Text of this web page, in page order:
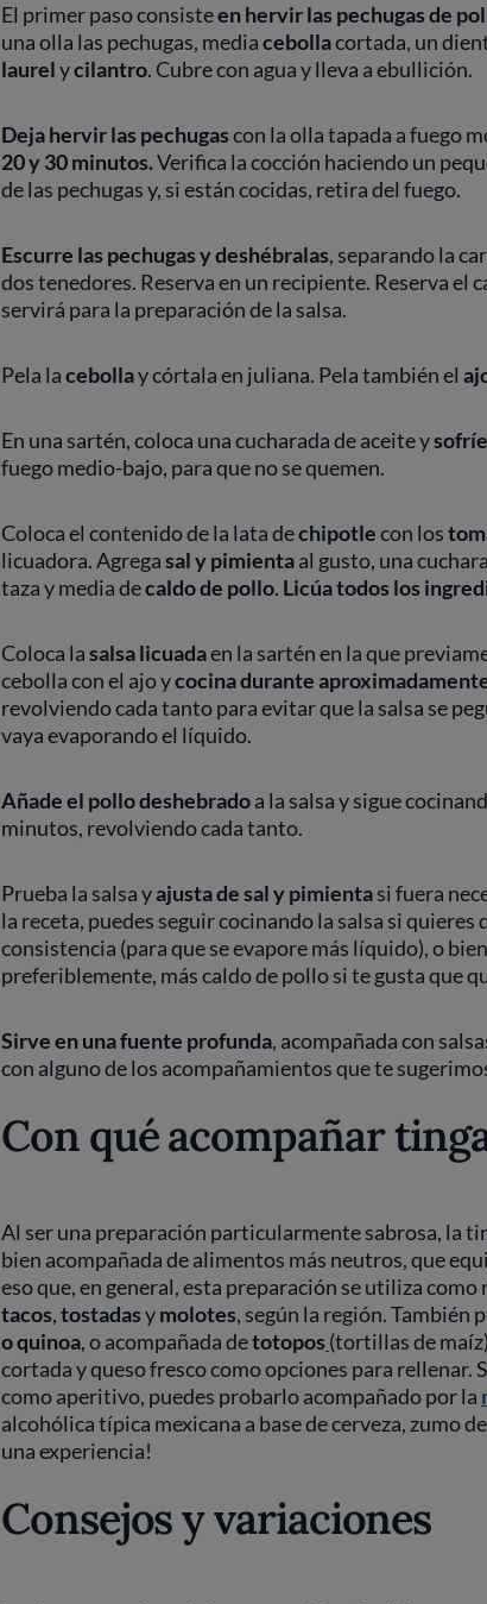
El primer paso consisteen hervir las pechugas de
una olla las pechugas, mediacebollacortada, un
laurelycilantro. Cubre con agua y lleva a ebullición.
Deja hervir las pechugascon la olla tapada a fuego
20 y 30 minutos.Verifica la cocción haciendo un
de las pechugas y, si están cocidas, retira del fuego.
Escurre las pechugas y deshébralas, separando la
dos tenedores. Reserva en un recipiente. Reserva el
servirá para la preparación de la salsa.
Pela lacebollay córtala en juliana. Pela también el
En una sartén, coloca una cucharada de aceite y
fuego medio-bajo, para que no se quemen.
Coloca el contenido de la lata dechipotlecon los
licuadora. Agregasal y pimientaal gusto, una
taza y media decaldo de pollo. Licúa todos los
Coloca lasalsa licuadaen la sartén en la que
cebolla con el ajo ycocina durante
revolviendo cada tanto para evitar que la salsa se
vaya evaporando el líquido.
Añade el pollo deshebradoa la salsa y sigue
minutos, revolviendo cada tanto.
Prueba la salsa yajusta de sal y pimientasi fuera
la receta, puedes seguir cocinando la salsa si quieres
consistencia (para que se evapore más líquido), o
preferiblemente, más caldo de pollo si te gusta que
Sirve en una fuente profunda, acompañada con
con alguno de los acompañamientos que te
Con qué acompañar
Al ser una preparación particularmente sabrosa, la
bien acompañada de alimentos más neutros, que
eso que, en general, esta preparación se utiliza como
tacos,tostadasymolotes, según la región. También
o quinoa, o acompañada detotopos (tortillas de
cortada y queso fresco como opciones para rellenar.
como aperitivo, puedes probarlo acompañado por la
alcohólica típica mexicana a base de cerveza, zumo
una experiencia!
Consejos y variaciones